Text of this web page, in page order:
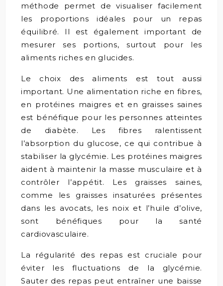
méthode permet de visualiser facilement
les proportions idéales pour un repas
équilibré. Il est également important de
mesurer ses portions, surtout pour les
aliments riches en glucides.
Le choix des aliments est tout aussi
important. Une alimentation riche en fibres,
en protéines maigres et en graisses saines
est bénéfique pour les personnes atteintes
de diabète. Les fibres ralentissent
l’absorption du glucose, ce qui contribue à
stabiliser la glycémie. Les protéines maigres
aident à maintenir la masse musculaire et à
contrôler l’appétit. Les graisses saines,
comme les graisses insaturées présentes
dans les avocats, les noix et l’huile d’olive,
sont bénéfiques pour la santé
cardiovasculaire.
La régularité des repas est cruciale pour
éviter les fluctuations de la glycémie.
Sauter des repas peut entraîner une baisse